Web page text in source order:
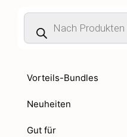
Products
search
Vorteils-Bundles
Neuheiten
Gut für